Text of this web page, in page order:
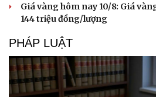
Giá vàng hôm nay 10/8: Giá
144 triệu đồng/lượng
PHÁP LUẬT